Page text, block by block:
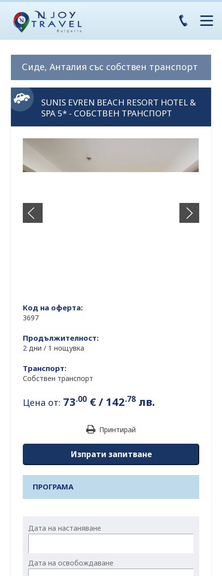
Сиде, Анталия със собствен транспорт
SUNIS EVREN BEACH RESORT HOTEL &
SPA 5* - СОБСТВЕН ТРАНСПОРТ
Код на оферта:
3697
Продължителност:
2 дни / 1 нощувка
Транспорт:
Собствен транспорт
Цена от: 73.00 €/ 142.78 лв.
Принтирай
Изпрати запитване
ПРОГРАМА
Дата на настаняване
Дата на освобождаване